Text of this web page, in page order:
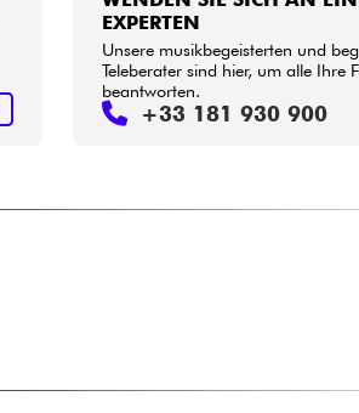
EXPERTEN
Unsere musikbegeisterten und
Teleberater sind hier, um alle Ihre
beantworten.
+33 181 930 900